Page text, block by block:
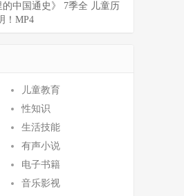
中国通史》 7季全 儿童历
！MP4
儿童教育
性知识
生活技能
有声小说
电子书籍
音乐影视